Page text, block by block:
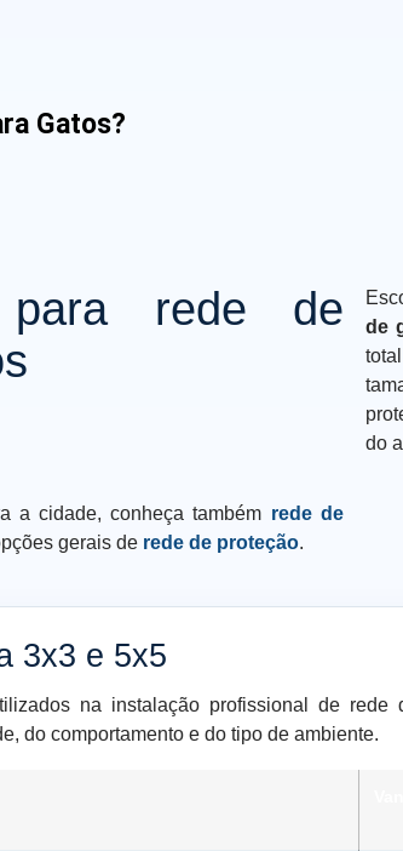
Gatos?
para rede de
de
do
a cidade, conheça também rede de
gerais de rede de proteção.
3x3 e 5x5
na instalação profissional de
do comportamento e do tipo de ambiente.